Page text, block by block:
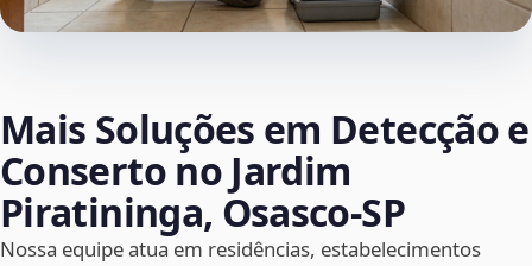
Mais Soluções em Detecção e
Conserto no Jardim
Piratininga, Osasco‑SP
Nossa equipe atua em residências, estabelecimentos